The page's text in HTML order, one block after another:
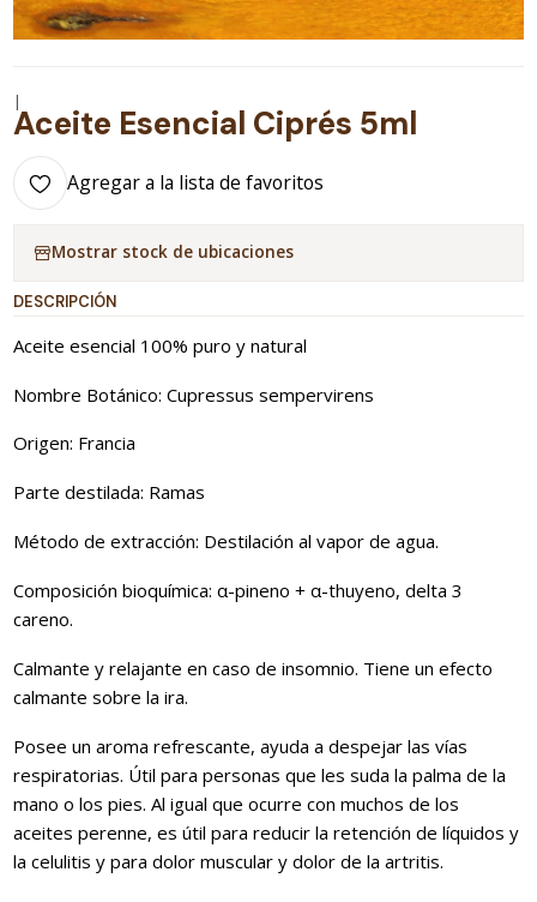
|
Aceite Esencial Ciprés 5ml
Agregar a la lista de favoritos
Mostrar stock de ubicaciones
DESCRIPCIÓN
Aceite esencial 100% puro y natural
Nombre Botánico: Cupressus sempervirens
Origen: Francia
Parte destilada: Ramas
Método de extracción: Destilación al vapor de agua.
Composición bioquímica: α-pineno + α-thuyeno, delta 3
careno.
Calmante y relajante en caso de insomnio. Tiene un efecto
calmante sobre la ira.
Posee un aroma refrescante, ayuda a despejar las vías
respiratorias. Útil para personas que les suda la palma de la
mano o los pies. Al igual que ocurre con muchos de los
aceites perenne, es útil para reducir la retención de líquidos y
la celulitis y para dolor muscular y dolor de la artritis.